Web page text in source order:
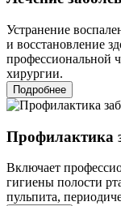
Устранение
и восстановление
профессиональной
хирургии.
Подробнее
Профилактика
Включает
гигиены полости
пульпита,